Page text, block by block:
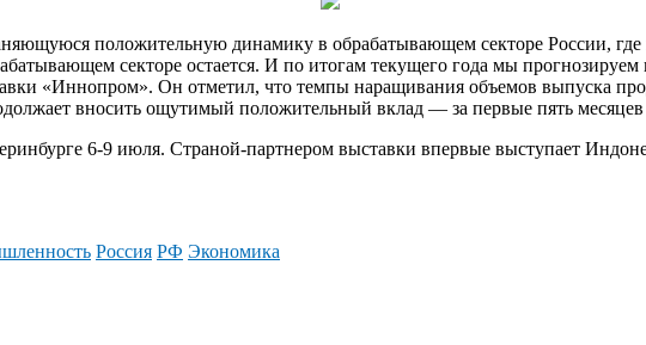
положительную динамику в обрабатывающем секторе России, где
секторе остается. И по итогам текущего года мы
«Иннопром». Он отметил, что темпы наращивания объемов выпуска
вносить ощутимый положительный вклад — за первые пять
6-9 июля. Страной-партнером выставки впервые выступает
Россия РФ Экономика